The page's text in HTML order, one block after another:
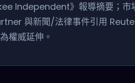
Independent》報導摘要；市
與新聞/法律事件引用
權威延伸。